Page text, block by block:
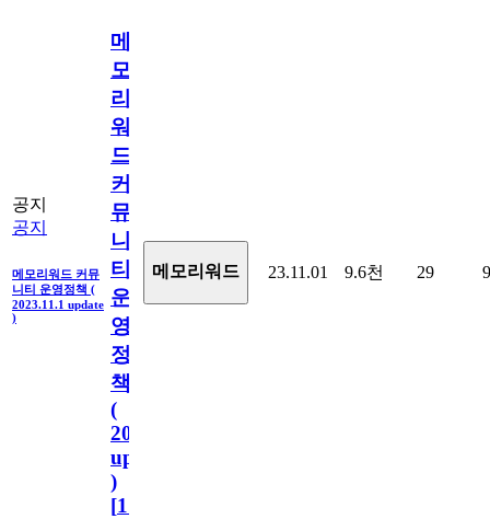
공지
공지
메모리워드 커뮤
니티 운영정책 (
2023.11.1 update
)
메
모
리
워
드
커
뮤
니
티
운
영
정
책
(
2023.11.1
update
)
[110
메모리워드 23.11.01 9.6천 29 9